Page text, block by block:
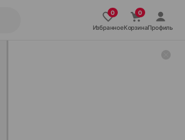
ИзбранноеКорзинаПрофиль